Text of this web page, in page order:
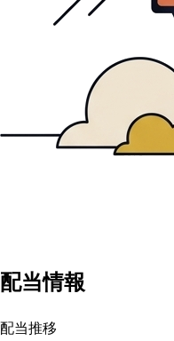
配当情報
配当推移